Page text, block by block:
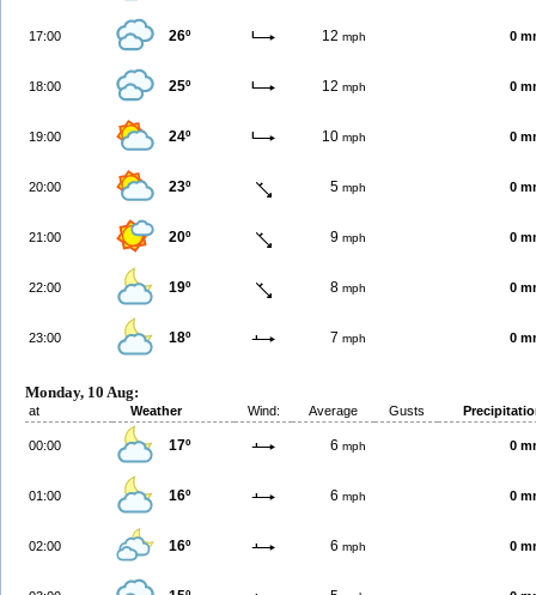
17:00 26º 12 mph 0
18:00 25º 12 mph 0
19:00 24º 10 mph 0
20:00 23º 5 mph 0
21:00 20º 9 mph 0
22:00 19º 8 mph 0
23:00 18º 7 mph 0
Monday, 10 Aug:
at Weather Wind: Average Gusts
00:00 17º 6 mph 0
01:00 16º 6 mph 0
02:00 16º 6 mph 0